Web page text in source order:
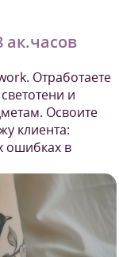
ак.часов
Отработаете
и
Освоите
клиента:
ошибках в